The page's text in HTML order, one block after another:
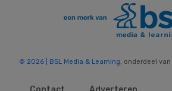
© 2026 | BSL Media & Learning, onderdeel van